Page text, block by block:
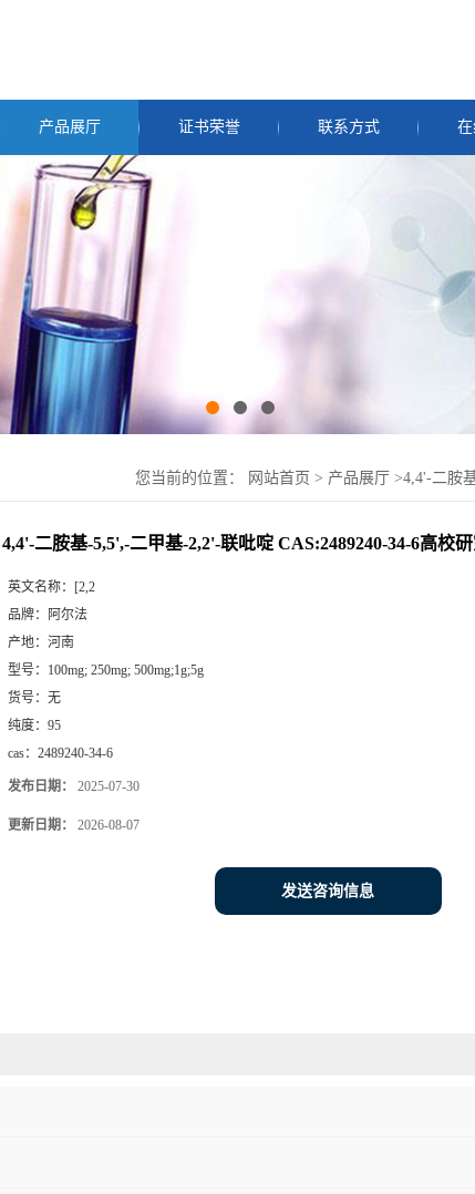
产品展厅 证书荣誉 联系方式
您当前的位置： 网站首页 > 产品展厅 >4,4'-二胺
4,4'-二胺基-5,5',-二甲基-2,2'-联吡啶 CAS:2489240-34-6高校
英文名称： [2,2
品牌：
阿尔法
产地： 河南
型号： 100mg; 250mg; 500mg;1g;5g
货号： 无
纯度： 95
cas： 2489240-34-6
发布日期： 2025-07-30
更新日期： 2026-08-07
发送咨询信息